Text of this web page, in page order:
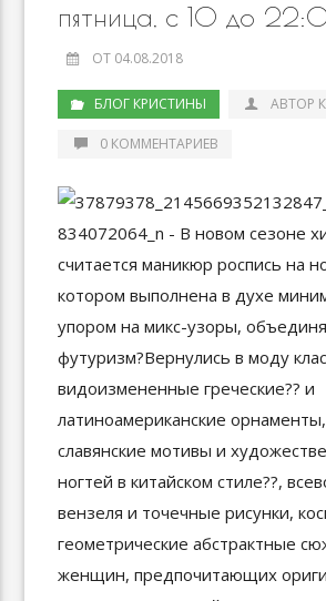
пятница, с 10 до
ОТ 04.08.2018
БЛОГ КРИСТИНЫ АВТОР
0 КОММЕНТАРИЕВ